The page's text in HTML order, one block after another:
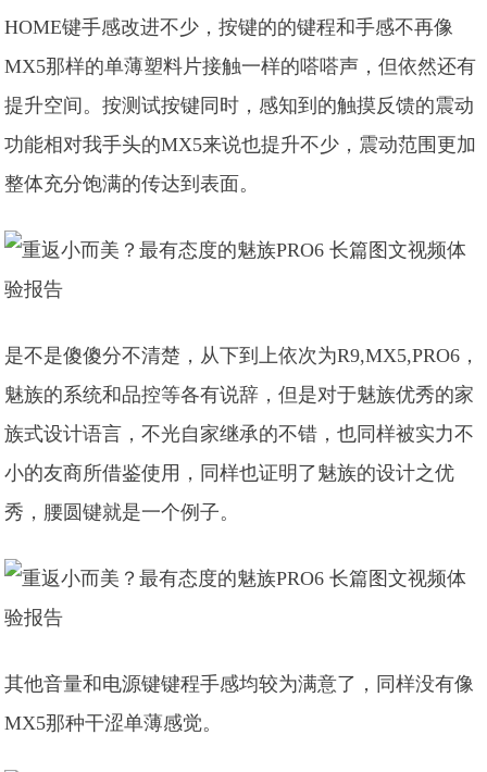
HOME键手感改进不少，按键的的键程和手感不再像
MX5那样的单薄塑料片接触一样的嗒嗒声，但依然还有
提升空间。按测试按键同时，感知到的触摸反馈的震动
功能相对我手头的MX5来说也提升不少，震动范围更加
整体充分饱满的传达到表面。
是不是傻傻分不清楚，从下到上依次为R9,MX5,PRO6，
魅族的系统和品控等各有说辞，但是对于魅族优秀的家
族式设计语言，不光自家继承的不错，也同样被实力不
小的友商所借鉴使用，同样也证明了魅族的设计之优
秀，腰圆键就是一个例子。
其他音量和电源键键程手感均较为满意了，同样没有像
MX5那种干涩单薄感觉。